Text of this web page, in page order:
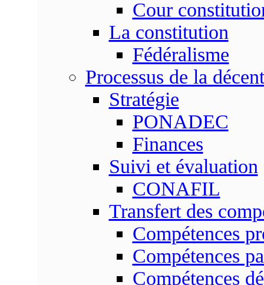
Cour
La constitution
Fédéralisme
Processus de la
Stratégie
PONADEC
Finances
Suivi et évaluation
CONAFIL
Transfert des
Compétences
Compétences
Compétences